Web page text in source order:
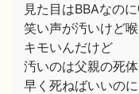
見た目はBBAなの
笑い声が汚いけど
キモいんだけど
汚いのは父親の死
早く死ねばいいのに